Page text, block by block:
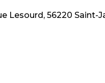
Lesourd, 56220 Saint-